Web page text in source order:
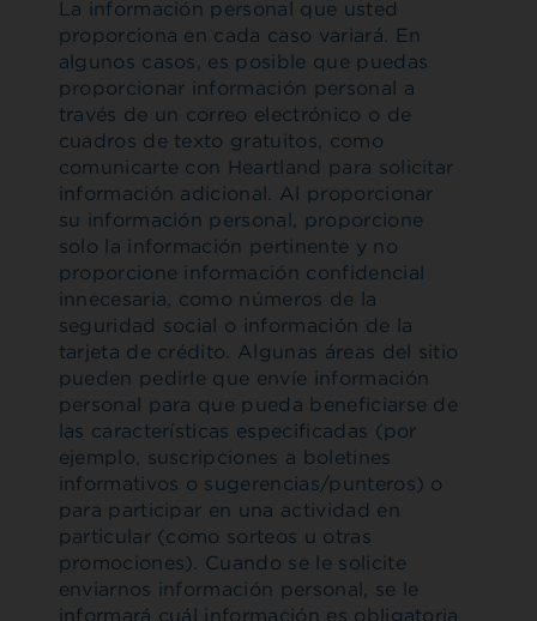
La información personal que usted
proporciona en cada caso variará. En
algunos casos, es posible que puedas
proporcionar información personal a
través de un correo electrónico o de
cuadros de texto gratuitos, como
comunicarte con Heartland para solicitar
información adicional. Al proporcionar
su información personal, proporcione
solo la información pertinente y no
proporcione información confidencial
innecesaria, como números de la
seguridad social o información de la
tarjeta de crédito. Algunas áreas del sitio
pueden pedirle que envíe información
personal para que pueda beneficiarse de
las características especificadas (por
ejemplo, suscripciones a boletines
informativos o sugerencias/punteros) o
para participar en una actividad en
particular (como sorteos u otras
promociones). Cuando se le solicite
enviarnos información personal, se le
informará cuál información es obligatoria